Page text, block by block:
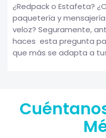
¿Redpack o Estafeta?
paquetería y
veloz? Seguramente,
haces esta pregunta
que más se adapta a